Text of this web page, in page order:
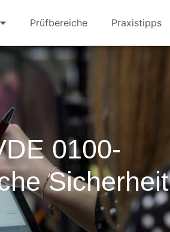
Prüfbereiche Praxistipps
0100-
Sicherheit